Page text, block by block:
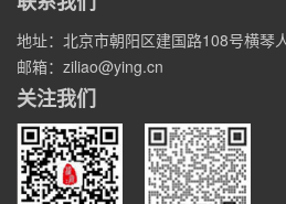
地址：北京市朝阳区建国路108号横琴
邮箱：ziliao@ying.cn
关注我们